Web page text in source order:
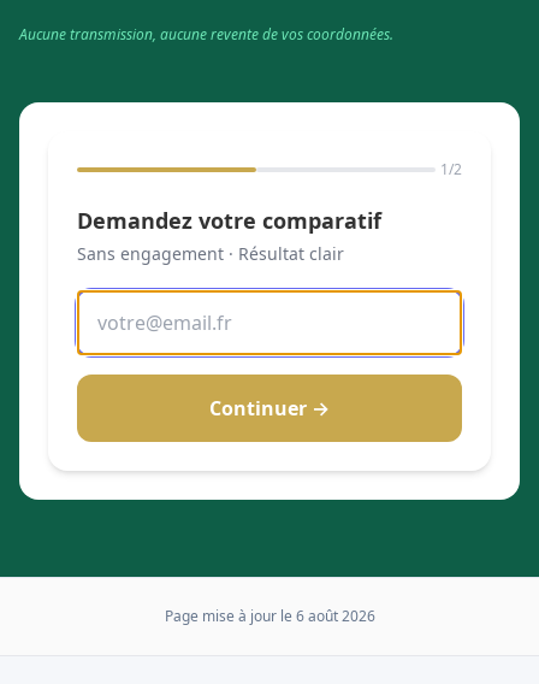
Aucune transmission, aucune revente de vos coordonnées.
1/2
Demandez votre comparatif
Sans engagement · Résultat clair
Continuer →
Page mise à jour le 6 août 2026